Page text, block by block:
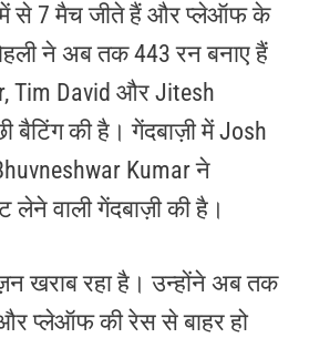
में से 7 मैच जीते हैं और प्लेऑफ के
ने अब तक 443 रन बनाए हैं
Tim David और Jitesh
बैटिंग की है। गेंदबाज़ी में Josh
Kumar ने
लेने वाली गेंदबाज़ी की है।
खराब रहा है। उन्होंने अब तक
प्लेऑफ की रेस से बाहर हो